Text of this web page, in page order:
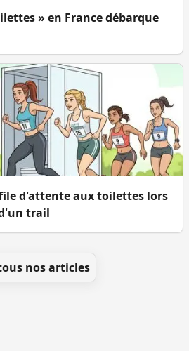
» en France débarque
d'attente aux toilettes lors
trail
nos articles